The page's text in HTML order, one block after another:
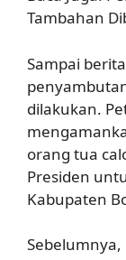
Tambahan
Sampai
dilakukan.
orang tua
Presiden
Kabupaten
Sebelumnya,